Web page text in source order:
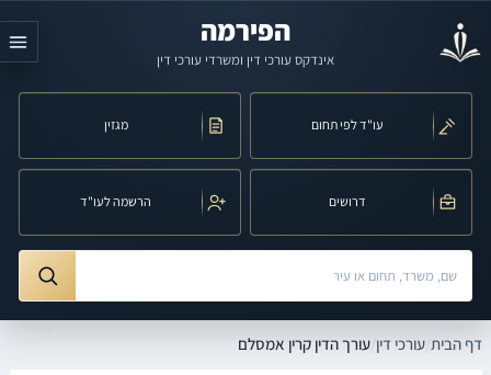
הפירמה
אינדקס עורכי דין ומשרדי עורכי דין
עו"ד לפי תחום מגזין
דרושים הרשמה לעו"ד
חיפוש לפי שם, משרד, תחום משפט או עיר
דף הבית/עורכי דין/עורך הדין קרין אמסלם